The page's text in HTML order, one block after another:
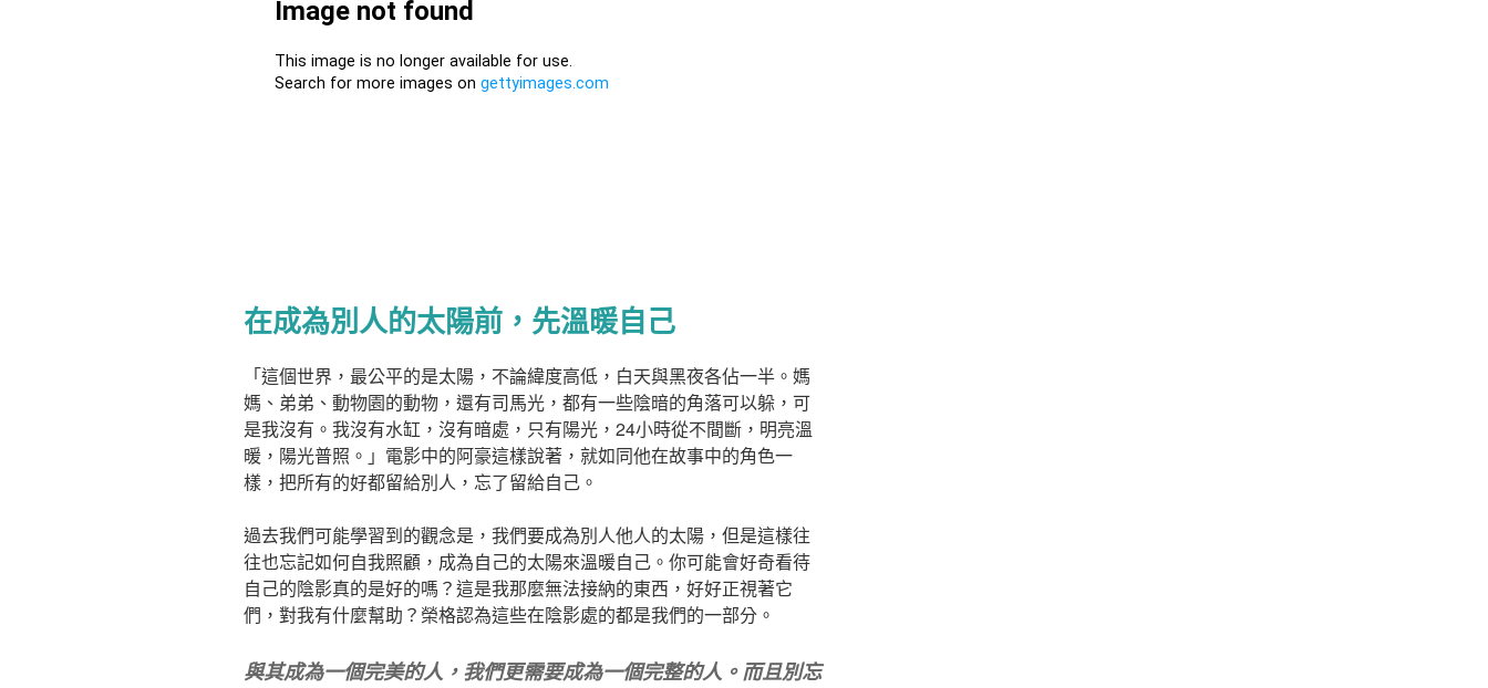
在成為別人的太陽前，先溫暖自己
「這個世界，最公平的是太陽，不論緯度高低，白天與黑夜各佔一半。媽
媽、弟弟、動物園的動物，還有司馬光，都有一些陰暗的角落可以躲，可
是我沒有。我沒有水缸，沒有暗處，只有陽光，24小時從不間斷，明亮溫
暖，陽光普照。」電影中的阿豪這樣說著，就如同他在故事中的角色一
樣，把所有的好都留給別人，忘了留給自己。
過去我們可能學習到的觀念是，我們要成為別人他人的太陽，但是這樣往
往也忘記如何自我照顧，成為自己的太陽來溫暖自己。你可能會好奇看待
自己的陰影真的是好的嗎？這是我那麼無法接納的東西，好好正視著它
們，對我有什麼幫助？榮格認為這些在陰影處的都是我們的一部分。
與其成為一個完美的人，我們更需要成為一個完整的人。而且別忘